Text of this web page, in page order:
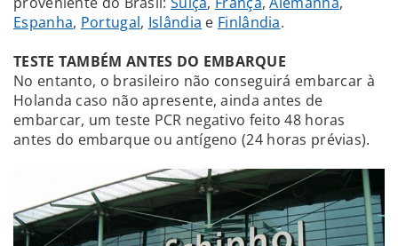
Espanha, Portugal, Islândia e Finlândia.
TESTE TAMBÉM ANTES DO EMBARQUE
No entanto, o brasileiro não conseguirá embarcar à
Holanda caso não apresente, ainda antes de
embarcar, um teste PCR negativo feito 48 horas
antes do embarque ou antígeno (24 horas prévias).